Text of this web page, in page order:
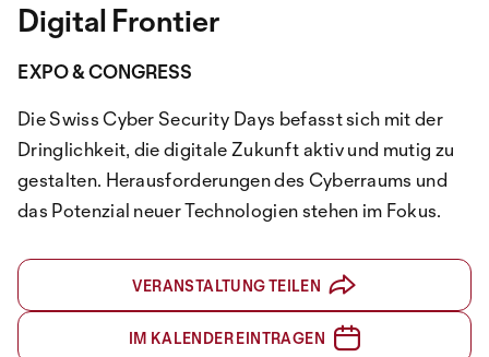
Digital Frontier
EXPO & CONGRESS
Die Swiss Cyber Security Days befasst sich mit der
Dringlichkeit, die digitale Zukunft aktiv und mutig zu
gestalten. Herausforderungen des Cyberraums und
das Potenzial neuer Technologien stehen im Fokus.
VERANSTALTUNG TEILEN
IM KALENDER EINTRAGEN